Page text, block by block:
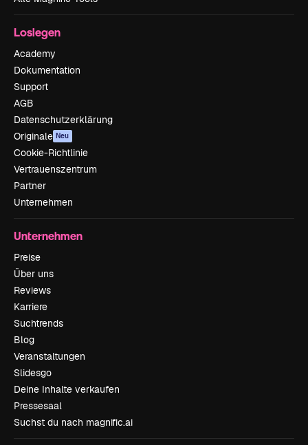
Loslegen
Academy
Dokumentation
Support
AGB
Datenschutzerklärung
Originale Neu
Cookie-Richtlinie
Vertrauenszentrum
Partner
Unternehmen
Unternehmen
Preise
Über uns
Reviews
Karriere
Suchtrends
Blog
Veranstaltungen
Slidesgo
Deine Inhalte verkaufen
Pressesaal
Suchst du nach magnific.ai